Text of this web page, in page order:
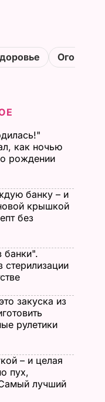
Огороды
как ночью
рождении
банку – и
крышкой
без
банки".
стерилизации
закуска из
рулетики
– и целая
пух,
лучший